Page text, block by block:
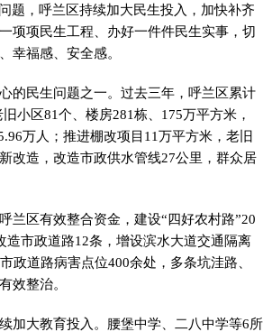
题，呼兰区持续加大民生投入，加快补齐
项项民生工程、办好一件件民生实事，切
幸福感、安全感。
的民生问题之一。过去三年，呼兰区累计
小区81个、楼房281栋、175万平方米，
万人；推进棚改项目11万平方米，老旧
改造，改造市政供水管线27公里，群众居
兰区有效整合资金，建设“四好农村路”20
造市政道路12条，增设滨水大道交通隔离
政道路病害点位400余处，多条坑洼路、
效整治。
加大教育投入。腰堡中学、二八中学等6所